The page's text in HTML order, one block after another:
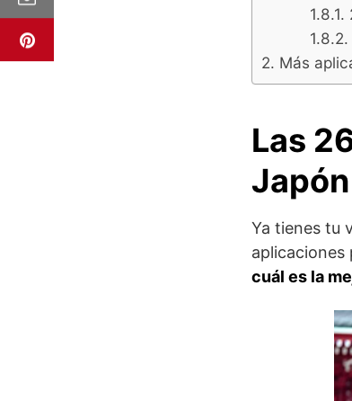
Más
Las
Japón
Ya tienes tu
aplicaciones
cuál es la